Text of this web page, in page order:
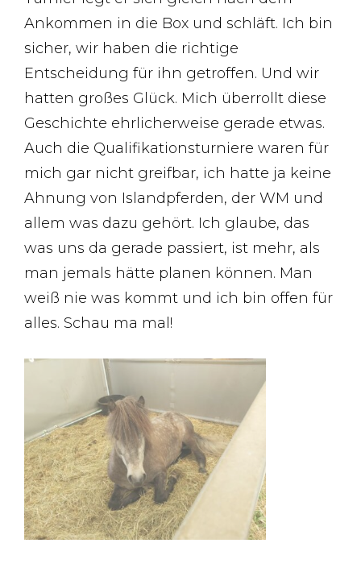
Ankommen in die Box und schläft. Ich bin
sicher, wir haben die richtige
Entscheidung für ihn getroffen. Und wir
hatten großes Glück. Mich überrollt diese
Geschichte ehrlicherweise gerade etwas.
Auch die Qualifikationsturniere waren für
mich gar nicht greifbar, ich hatte ja keine
Ahnung von Islandpferden, der WM und
allem was dazu gehört. Ich glaube, das
was uns da gerade passiert, ist mehr, als
man jemals hätte planen können. Man
weiß nie was kommt und ich bin offen für
alles. Schau ma mal!